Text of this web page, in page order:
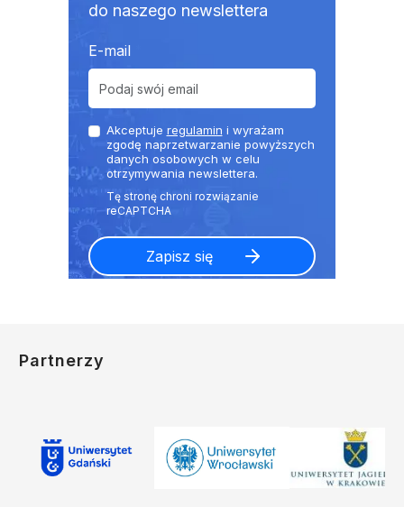
do naszego newslettera
E-mail
Akceptuje regulamin i wyrażam
zgodę naprzetwarzanie powyższych
danych osobowych w celu
otrzymywania newslettera.
Partnerzy